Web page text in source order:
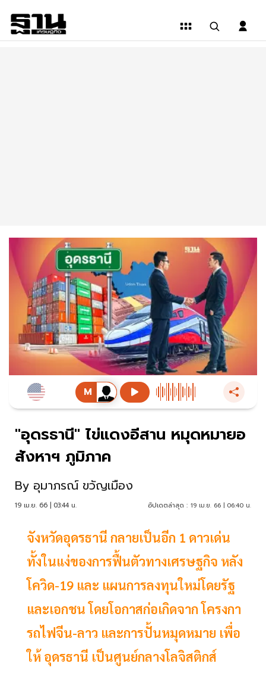
"อุดรธานี" ไข่แดงอีสาน หมุดหมายอ
สังหาฯ ภูมิภาค
By อุมาภรณ์ ขวัญเมือง
19 เม.ย. 66 | 03:44 น. อัปเดตล่าสุด : 19 เม.ย. 66 | 06:40 น.
จังหวัดอุดรธานี กลายเป็นอีก 1 ดาวเด่น
ทั้งในแง่ของการฟื้นตัวทางเศรษฐกิจ หลัง
โควิด-19 และ แผนการลงทุนใหม่โดยรัฐ
และเอกชน โดยโอกาสก่อเกิดจาก โครงกา
รถไฟจีน-ลาว และการปั้นหมุดหมาย เพื่อ
ให้ อุดรธานี เป็นศูนย์กลางโลจิสติกส์